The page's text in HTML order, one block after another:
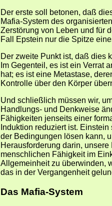
Der erste soll betonen, daß
Mafia-System des
Zerstörung von Leben und für
Fall Epstein nur die Spitze
Der zweite Punkt ist, daß dies
Im Gegenteil, es ist ein Verrat
hat; es ist eine Metastase,
Kontrolle über den Körper
Und schließlich müssen wir,
Handlungs- und Denkweise
Fähigkeiten jenseits einer
Induktion reduziert ist.
der Bedingungen lösen kann,
Herausforderung darin,
menschlichen Fähigkeit im
Allgemeinheit zu überwinden,
das in der Vergangenheit
Das Mafia-System